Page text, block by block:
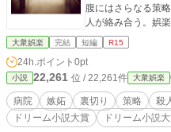
腹にはさらなる
人が絡み合う。娯楽
大衆娯楽 完結 短編 R15
24h.ポイント 0pt
小説 22,261 位 / 22,261件 大衆娯楽
病院 嫉妬 裏切り 策略 殺
ドリーム小説大賞
ドリーム小説